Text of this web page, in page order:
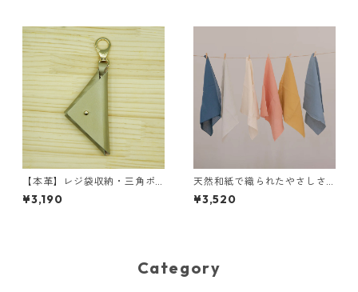
【本革】レジ袋収納・三角ポ
ーチ 町工場エコポーチ ＜ゴー
ルド＞
¥3,190
天然和紙で織られたやさしさ
のハンカチ
¥3,520
Category